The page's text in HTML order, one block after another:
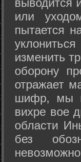
или
пытается
изменить
оборону
отражает
шифр, мы
вихре вое
области
без